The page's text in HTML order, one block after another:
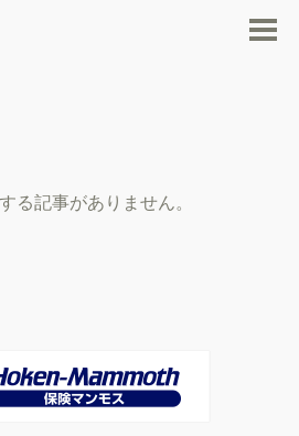
る記事がありません。